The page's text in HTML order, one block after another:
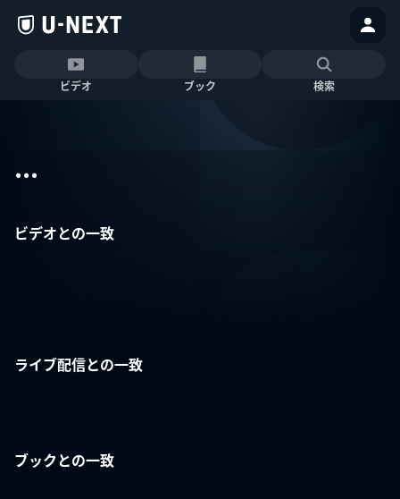
ビデオ ブック 検索
...
ビデオとの一致
ライブ配信との一致
ブックとの一致